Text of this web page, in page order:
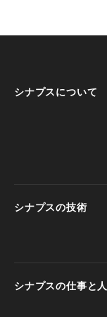
シナプスについて
シナプスの技術
シナプスの仕事と人